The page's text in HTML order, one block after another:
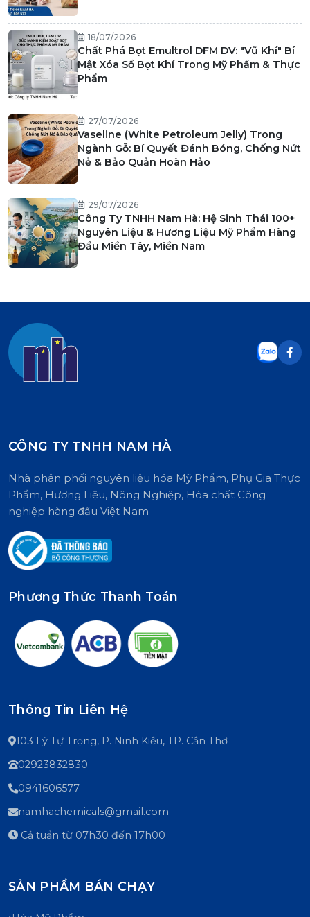
18/07/2026
Chất Phá Bọt Emultrol DFM DV: "Vũ Khí" Bí
Mật Xóa Sổ Bọt Khí Trong Mỹ Phẩm & Thực
Phẩm
27/07/2026
Vaseline (White Petroleum Jelly) Trong
Ngành Gỗ: Bí Quyết Đánh Bóng, Chống Nứt
Nẻ & Bảo Quản Hoàn Hảo
29/07/2026
Công Ty TNHH Nam Hà: Hệ Sinh Thái 100+
Nguyên Liệu & Hương Liệu Mỹ Phẩm Hàng
Đầu Miền Tây, Miền Nam
CÔNG TY TNHH NAM HÀ
Nhà phân phối nguyên liệu hóa Mỹ Phẩm, Phụ Gia Thực
Phẩm, Hương Liệu, Nông Nghiệp, Hóa chất Công
nghiệp hàng đầu Việt Nam
Phương Thức Thanh Toán
Thông Tin Liên Hệ
103 Lý Tự Trọng, P. Ninh Kiều, TP. Cần Thơ
02923832830
0941606577
namhachemicals@gmail.com
Cả tuần từ 07h30 đến 17h00
SẢN PHẨM BÁN CHẠY